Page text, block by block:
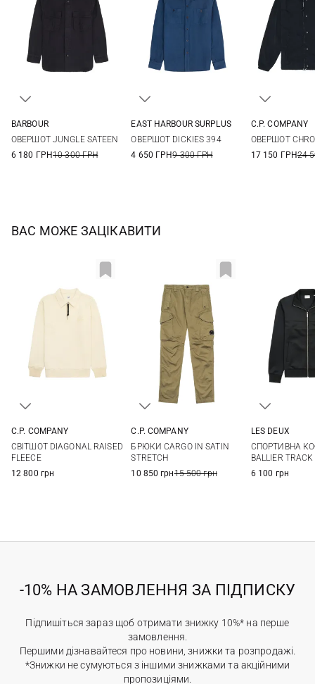
BARBOUR
ОВЕРШОТ JUNGLE SATEEN
6 180 ГРН10 300 ГРН
EAST HARBOUR SURPLUS
ОВЕРШОТ DICKIES 394
4 650 ГРН9 300 ГРН
C.P. COMPANY
ОВЕРШОТ
17 150 ГРН24
ВАС МОЖЕ ЗАЦІКАВИТИ
C.P. COMPANY
СВІТШОТ DIAGONAL RAISED
FLEECE
12 800 грн
54
C.P. COMPANY
БРЮКИ CARGO IN SATIN
STRETCH
10 850 грн15 500 грн
XXL
LES DEUX
СПОРТИВНА
BALLIER TRACK
6 100 грн
-10% НА ЗАМОВЛЕННЯ ЗА ПІДПИСКУ
Підпишіться зараз щоб отримати знижку 10%* на перше
замовлення.
Першими дізнавайтеся про новини, знижки та розпродажі.
*Знижки не сумуються з іншими знижками та акційними
пропозиціями.